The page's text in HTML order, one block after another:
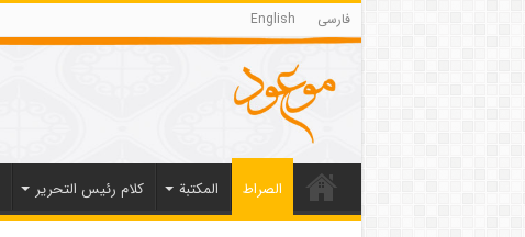
فارسی English
الصراط المکتبة كلام رئيس التحرير